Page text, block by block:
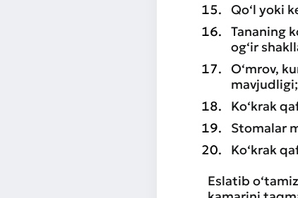
Qo‘l yoki
Tananing
og‘ir
O‘mrov,
mavjudligi;
Ko‘krak
Stomalar
Ko‘krak
Eslatib